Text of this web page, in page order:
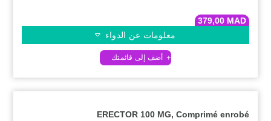
379,00 MAD
معلومات عن الدواء
ERECTOR 100 MG, Comprimé enrobé